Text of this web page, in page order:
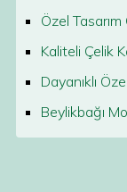
Özel Tasarım
Kaliteli Çelik
Dayanıklı
Beylikbağı